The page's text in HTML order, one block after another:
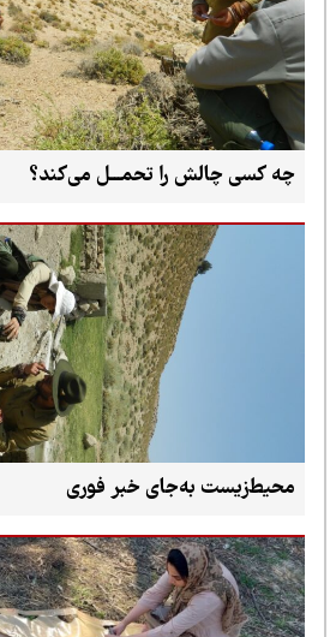
چه کسی چالش را تحمـــل می‌کند؟
محیط‌زیست به‌جای خبر فوری